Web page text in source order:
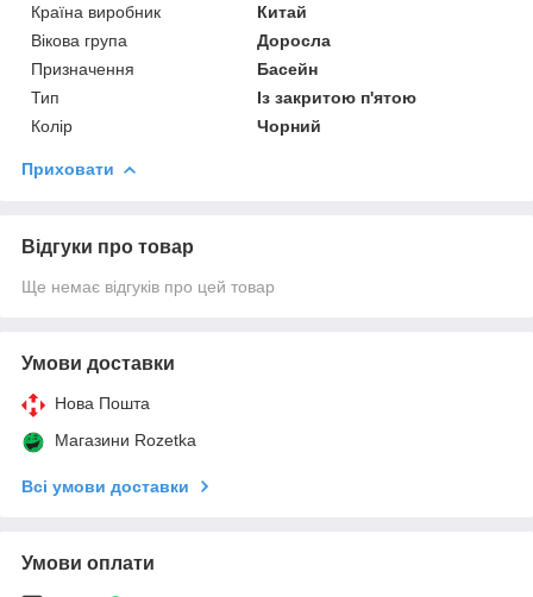
Країна виробник
Китай
Вікова група
Доросла
Призначення
Басейн
Тип
Із закритою п'ятою
Колір
Чорний
Приховати
Відгуки про товар
Ще немає відгуків про цей товар
Умови доставки
Нова Пошта
Магазини Rozetka
Всі умови доставки
Умови оплати